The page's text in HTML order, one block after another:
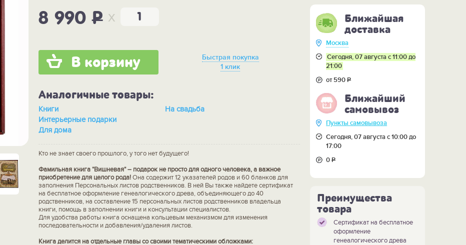
8 990P x
В корзину
Быстрая покупка
1 клик
Аналогичные товары:
Книги
Интерьерные подарки
Для дома
На свадьба
Кто не знает своего прошлого, у того нет будущего!
Фамильная книга "Вишневая" – подарок не просто для одного человека, а важное
приобретение для целого рода!Она содержит 12 указателей родов и 60 бланков для
заполнения Персональных листов родственников. В ней Вы также найдете сертификат
на бесплатное оформление генеалогического древа, объединяющего до 40
родственников, на составление 15 персональных листов родственников владельца
книги, помощь в заполнении книги и консультации специалистов.
Для удобства работы книга оснащена кольцевым механизмом для изменения
последовательности и добавления/удаления листов.
Книга делится на отдельные главы со своими тематическими обложками:
Ближайшая
доставка
Москва
Сегодня, 07 августа с 11:00 до
21:00
от 590Р
Ближайший
самовывоз
Пункты самовывоза
Сегодня, 07 августа с 10:00 до
17:00
0Р
Преимущества
товара
Сертификат на бесплатное
оформление
генеалогического древа